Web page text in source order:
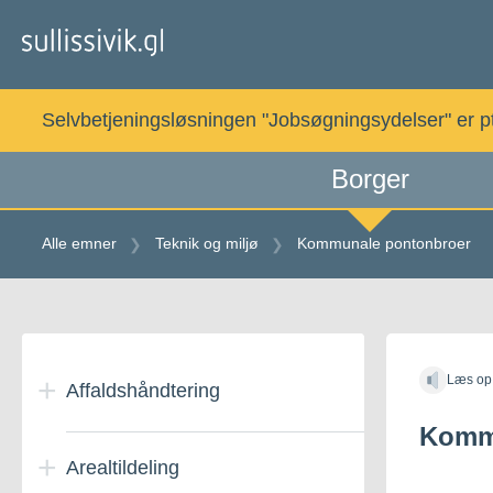
Selvbetjeningsløsningen "Jobsøgningsydelser" er
Borger
Alle emner Teknik og miljø Kommunale pontonbroer
indholdetAffaldshåndtering
Generelt om
Arealtildeling
Læs op